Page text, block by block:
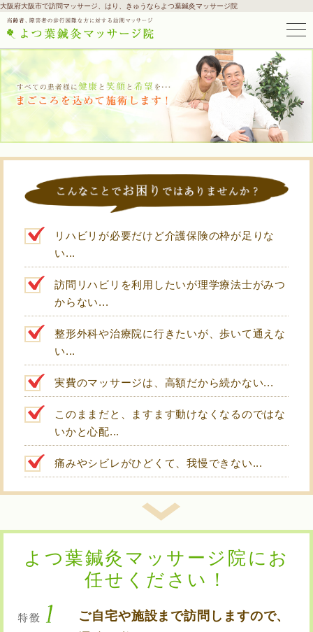
大阪府大阪市で訪問マッサージ、はり、きゅうならよつ葉鍼灸マッサージ院
リハビリが必要だけど介護保険の枠が足りな
い...
訪問リハビリを利用したいが理学療法士がみつ
からない...
整形外科や治療院に行きたいが、歩いて通えな
い...
実費のマッサージは、高額だから続かない...
このままだと、ますます動けなくなるのではな
いかと心配...
痛みやシビレがひどくて、我慢できない...
よつ葉鍼灸マッサージ院にお
任せください！
ご自宅や施設まで訪問しますので、